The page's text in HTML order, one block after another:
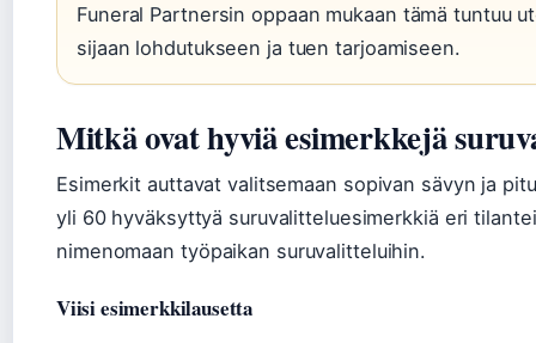
Funeral Partnersin oppaan mukaan tämä tuntuu
sijaan lohdutukseen ja tuen tarjoamiseen.
Mitkä ovat hyviä esimerkkejä
Esimerkit auttavat valitsemaan sopivan sävyn ja
yli 60 hyväksyttyä suruvalitteluesimerkkiä eri
nimenomaan työpaikan suruvalitteluihin.
Viisi esimerkkilausetta